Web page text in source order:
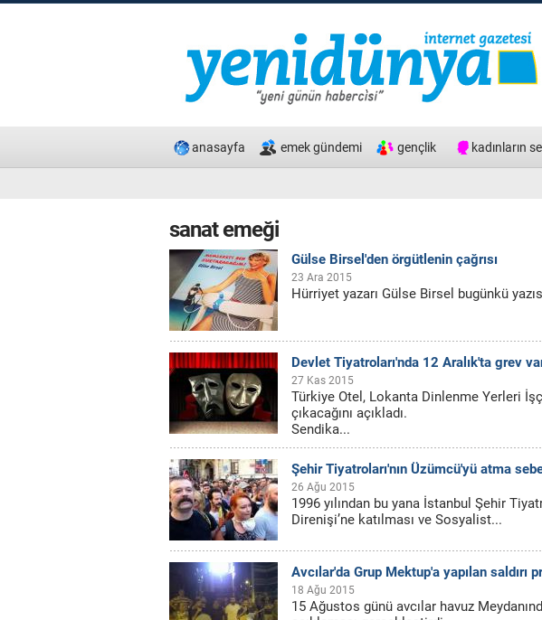
anasayfa emek gündemi gençlik kadınların
sanat emeği
Gülse Birsel'den örgütlenin çağrısı
23 Ara 2015
Hürriyet yazarı Gülse Birsel bugünkü
Devlet Tiyatroları'nda 12 Aralık'ta grev
27 Kas 2015
Türkiye Otel, Lokanta Dinlenme Yerleri
çıkacağını açıkladı.
Sendika...
Şehir Tiyatroları'nın Üzümcü'yü atma
26 Ağu 2015
1996 yılından bu yana İstanbul Şehir
Direnişi’ne katılması ve Sosyalist...
Avcılar'da Grup Mektup'a yapılan saldırı
18 Ağu 2015
15 Ağustos günü avcılar havuz